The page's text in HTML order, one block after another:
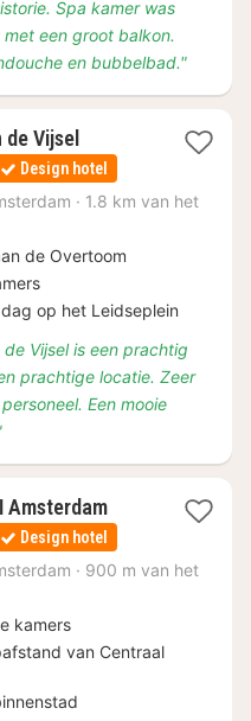
Spa kamer was
een groot balkon.
en bubbelbad."
Vijsel1
nacht
vanaf
€
Design hotel
· 1.8 km van het
de Overtoom
op het Leidseplein
Vijsel is een prachtig
prachtige locatie. Zeer
Een mooie
Amsterdam1
nacht
vanaf
€
Design hotel
· 900 m van het
kamers
van Centraal